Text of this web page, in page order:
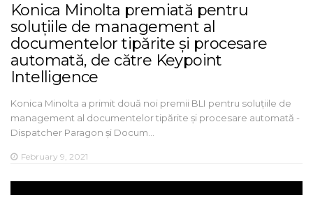
Konica Minolta premiată pentru
soluțiile de management al
documentelor tipărite și procesare
automată, de către Keypoint
Intelligence
Konica Minolta a primit două noi premii BLI pentru soluțiile de
management al documentelor tipărite și procesare automată -
Dispatcher Paragon și Docum…
February 9, 2021